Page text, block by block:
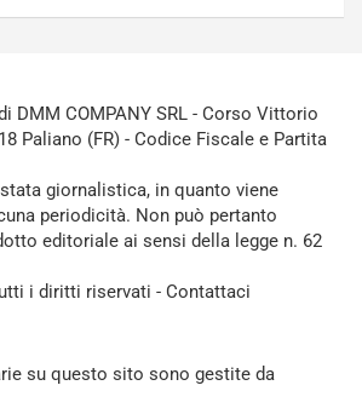
DMM COMPANY SRL - Corso Vittorio
Paliano (FR) - Codice Fiscale e Partita
giornalistica, in quanto viene
periodicità. Non può pertanto
editoriale ai sensi della legge n. 62
i diritti riservati - Contattaci
su questo sito sono gestite da